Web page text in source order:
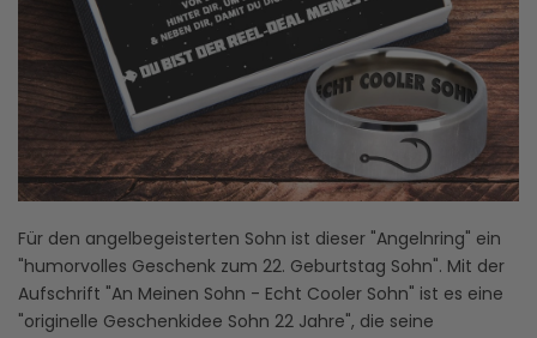
Für den angelbegeisterten Sohn ist dieser "Angelnring" ein
"humorvolles Geschenk zum 22. Geburtstag Sohn". Mit der
Aufschrift "An Meinen Sohn - Echt Cooler Sohn" ist es eine
"originelle Geschenkidee Sohn 22 Jahre", die seine